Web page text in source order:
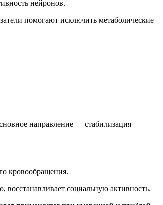
нейронов.
помогают исключить метаболические
направление — стабилизация
кровообращения.
социальную активность.